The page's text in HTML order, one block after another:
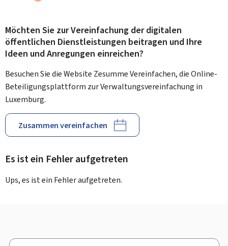
Möchten Sie zur Vereinfachung der digitalen
öffentlichen Dienstleistungen beitragen und Ihre
Ideen und Anregungen einreichen?
Besuchen Sie die Website Zesumme Vereinfachen, die Online-
Beteiligungsplattform zur Verwaltungsvereinfachung in
Luxemburg.
Zusammen vereinfachen
Es ist ein Fehler aufgetreten
Ups, es ist ein Fehler aufgetreten.